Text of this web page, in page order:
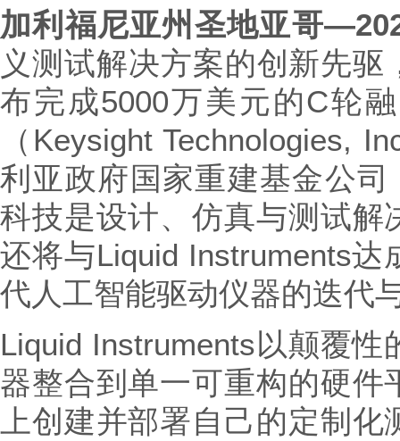
加利福尼亚州圣地亚哥
义测试解决方案的创新先
布完成5000万美元的C轮
（Keysight Technologies,
利亚政府国家重建基金公
科技是设计、仿真与测试解
还将与Liquid Instruments
代人工智能驱动仪器的迭代
Liquid Instruments以颠覆
器整合到单一可重构的硬
上创建并部署自己的定制